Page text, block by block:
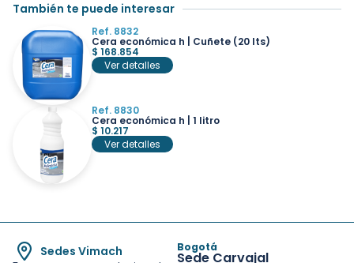
También te puede interesar
Ref. 8832
Cera económica h | Cuñete (20 lts)
$ 168.854
Ver detalles
Ref. 8830
Cera económica h | 1 litro
$ 10.217
Ver detalles
Sedes Vimach Bogotá
Sede Carvajal